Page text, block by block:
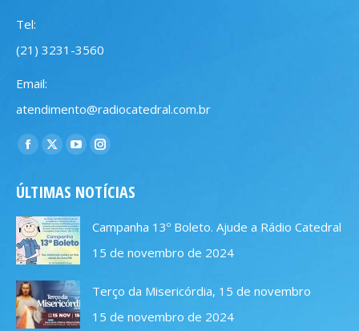
Tel:
(21) 3231-3560
Email:
atendimento@radiocatedral.com.br
Encontre-nos em:
Facebook
opens
in
new
window
X
opens
in
new
window
YouTube
opens
in
new
window
Instagram
opens
new
window
ÚLTIMAS NOTÍCIAS
Campanha 13º Boleto. Ajude a Rádio Catedral
15 de novembro de 2024
Terço da Misericórdia, 15 de novembro
15 de novembro de 2024